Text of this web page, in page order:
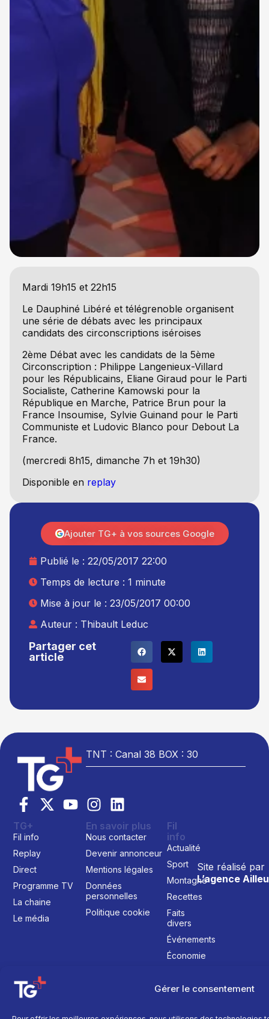
Gérer le consentement
Mardi 19h15 et 22h15
Le Dauphiné Libéré et télégrenoble organisent
une série de débats avec les principaux
candidats des circonscriptions iséroises
2ème Débat avec les candidats de la 5ème
Circonscription : Philippe Langenieux-Villard
pour les Républicains, Eliane Giraud pour le Parti
Socialiste, Catherine Kamowski pour la
République en Marche, Patrice Brun pour la
France Insoumise, Sylvie Guinand pour le Parti
Communiste et Ludovic Blanco pour Debout La
France.
(mercredi 8h15, dimanche 7h et 19h30)
Disponible en replay
Partager cet
article
Publié le : 22/05/2017 22:00
Temps de lecture : 1 minute
Mise à jour le : 23/05/2017 00:00
Auteur : Thibault Leduc
Ajouter TG+ à vos sources Google
TNT : Canal 38 BOX : 30
Site réalisé par
L’agence
TG+
Fil info
Replay
Direct
Programme TV
La chaine
Le média
En savoir plus
Nous contacter
Devenir annonceur
Mentions légales
Données
personnelles
Politique cookie
Fil
info
Actualité
Sport
Montagne
Recettes
Faits
divers
Événements
Économie
Culture